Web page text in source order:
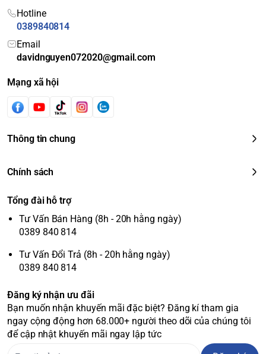
Hotline
0389840814
Email
davidnguyen072020@gmail.com
Mạng xã hội
Thông tin chung
Chính sách
Tổng đài hỗ trợ
Tư Vấn Bán Hàng (8h - 20h hằng ngày)
0389 840 814
Tư Vấn Đổi Trả (8h - 20h hằng ngày)
0389 840 814
Đăng ký nhận ưu đãi
Bạn muốn nhận khuyến mãi đặc biệt? Đăng kí tham gia
ngay cộng động hơn 68.000+ người theo dõi của chúng tôi
để cập nhật khuyến mãi ngay lập tức